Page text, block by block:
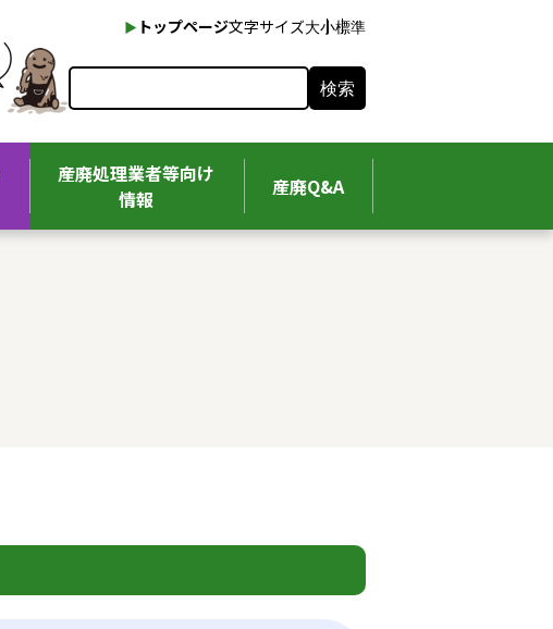
本文へ
トップページ文字サイズ大小標準
検索
産廃処理業者等向け
情報
産廃Q&A